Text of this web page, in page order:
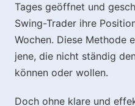
Tages geöffnet und
Swing-Trader ihre
Wochen. Diese Methode
jene, die nicht ständig
können oder wollen.
Doch ohne klare und